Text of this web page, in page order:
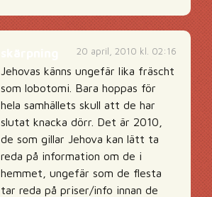
20 april, 2010 kl. 02:16
Jehovas känns ungefär lika fräscht
som lobotomi. Bara hoppas för
hela samhällets skull att de har
slutat knacka dörr. Det är 2010,
de som gillar Jehova kan lätt ta
reda på information om de i
hemmet, ungefär som de flesta
tar reda på priser/info innan de